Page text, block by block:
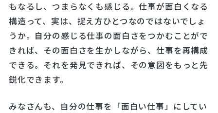
もなるし、つまらなくも感じる。仕事が面白くなる
構造って、実は、捉え方ひとつなのではないでしょ
うか。自分の感じる仕事の面白さをつかむことがで
きれば、その面白さを生かしながら、仕事を再構成
できる。それを発見できれば、その意図をもっと先
鋭化できます。
みなさんも、自分の仕事を「面白い仕事」にしてい